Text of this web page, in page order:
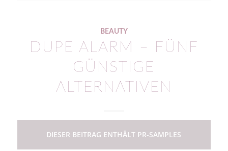
BEAUTY
DUPE ALARM – FÜNF
GÜNSTIGE
ALTERNATIVEN
DIESER BEITRAG ENTHÄLT PR-SAMPLES